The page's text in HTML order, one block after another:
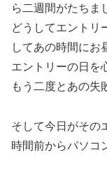
ら二週間がたちま
どうしてエントリ
してあの時間にお
エントリーの日を
もう二度とあの失
そして今日がその
時間前からパソコ